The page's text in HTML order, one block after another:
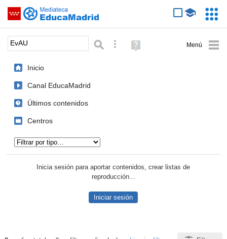
Saltar navegación
Palabra o frase: Búsqueda avanzada
Ayuda
(en
Inicio
Canal EducaMadrid
Últimos contenidos
Centros
Inicia sesión para aportar contenidos, crear listas de
reproducción...
Iniciar sesión